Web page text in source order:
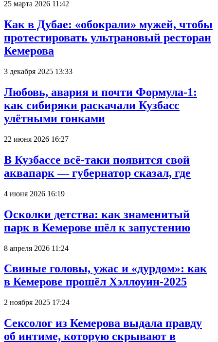
25 марта 2026 11:42
Как в Дубае: «обокрали» мужей, чтобы
протестировать ультрановый ресторан
Кемерова
3 декабря 2025 13:33
Любовь, авария и почти Формула-1:
как сибиряки раскачали Кузбасс
улётными гонками
22 июня 2026 16:27
В Кузбассе всё-таки появится свой
аквапарк — губернатор сказал, где
4 июня 2026 16:19
Осколки детства: как знаменитый
парк в Кемерове шёл к запустению
8 апреля 2026 11:24
Свиные головы, ужас и «дурдом»: как
в Кемерове прошёл Хэллоуин-2025
2 ноября 2025 17:24
Сексолог из Кемерова выдала правду
об интиме, которую скрывают в